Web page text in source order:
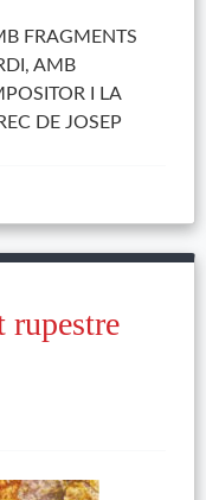
FRAGMENTS
AMB
I LA
DE JOSEP
rupestre